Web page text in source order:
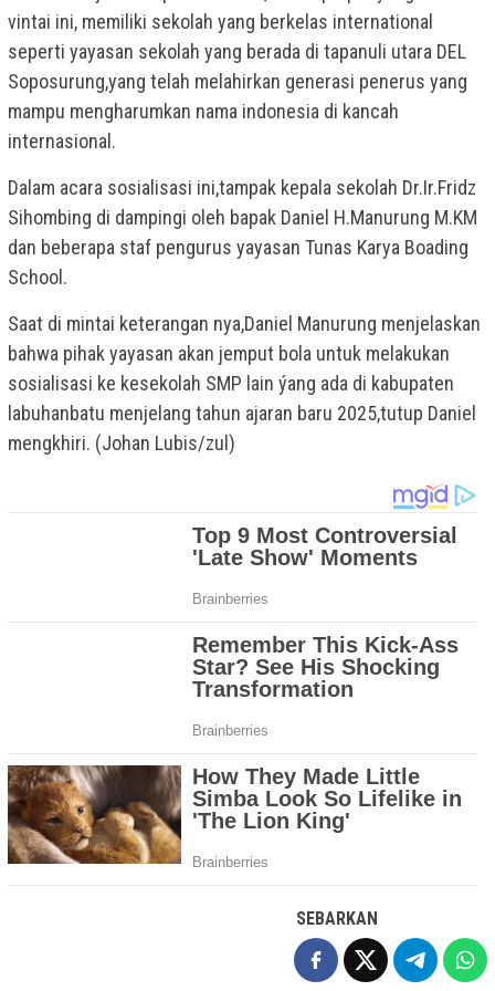
vintai ini, memiliki sekolah yang berkelas international
seperti yayasan sekolah yang berada di tapanuli utara DEL
Soposurung,yang telah melahirkan generasi penerus yang
mampu mengharumkan nama indonesia di kancah
internasional.
Dalam acara sosialisasi ini,tampak kepala sekolah Dr.Ir.Fridz
Sihombing di dampingi oleh bapak Daniel H.Manurung M.KM
dan beberapa staf pengurus yayasan Tunas Karya Boading
School.
Saat di mintai keterangan nya,Daniel Manurung menjelaskan
bahwa pihak yayasan akan jemput bola untuk melakukan
sosialisasi ke kesekolah SMP lain ýang ada di kabupaten
labuhanbatu menjelang tahun ajaran baru 2025,tutup Daniel
mengkhiri. (Johan Lubis/zul)
SEBARKAN